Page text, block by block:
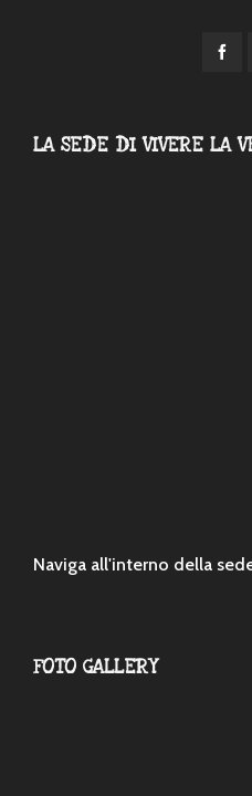
LA SEDE DI VIVERE LA
Naviga all'interno della
FOTO GALLERY